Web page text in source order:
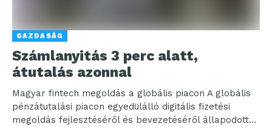
GAZDASÁG
Számlanyitás 3 perc alatt,
átutalás azonnal
Magyar fintech megoldás a globális piacon A globális
pénzátutalási piacon egyedülálló digitális fizetési
megoldás fejlesztéséről és bevezetéséről állapodott